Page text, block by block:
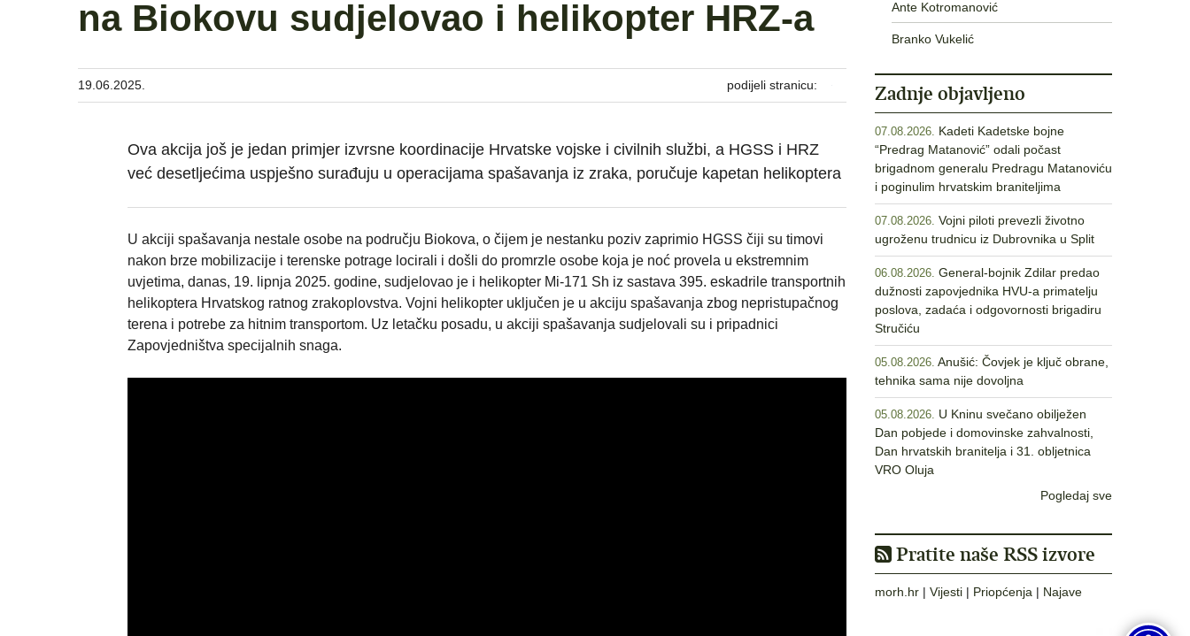
na Biokovu sudjelovao i helikopter HRZ-a
19.06.2025. podijeli stranicu:
Ova akcija još je jedan primjer izvrsne koordinacije Hrvatske vojske i civilnih službi, a HGSS i HRZ
već desetljećima uspješno surađuju u operacijama spašavanja iz zraka, poručuje kapetan helikoptera
U akciji spašavanja nestale osobe na području Biokova, o čijem je nestanku poziv zaprimio HGSS čiji su timovi
nakon brze mobilizacije i terenske potrage locirali i došli do promrzle osobe koja je noć provela u ekstremnim
uvjetima, danas, 19. lipnja 2025. godine, sudjelovao je i helikopter Mi-171 Sh iz sastava 395. eskadrile transportnih
helikoptera Hrvatskog ratnog zrakoplovstva. Vojni helikopter uključen je u akciju spašavanja zbog nepristupačnog
terena i potrebe za hitnim transportom. Uz letačku posadu, u akciji spašavanja sudjelovali su i pripadnici
Zapovjedništva specijalnih snaga.
Ante Kotromanović
Branko Vukelić
Zadnje objavljeno
07.08.2026. Kadeti Kadetske bojne
“Predrag Matanović” odali počast
brigadnom generalu Predragu Matanoviću
i poginulim hrvatskim braniteljima
07.08.2026. Vojni piloti prevezli životno
ugroženu trudnicu iz Dubrovnika u Split
06.08.2026. General-bojnik Zdilar predao
dužnosti zapovjednika HVU-a primatelju
poslova, zadaća i odgovornosti brigadiru
Stručiću
05.08.2026. Anušić: Čovjek je ključ obrane,
tehnika sama nije dovoljna
05.08.2026. U Kninu svečano obilježen
Dan pobjede i domovinske zahvalnosti,
Dan hrvatskih branitelja i 31. obljetnica
VRO Oluja
Pogledaj sve
Pratite naše RSS izvore
morh.hr | Vijesti | Priopćenja | Najave